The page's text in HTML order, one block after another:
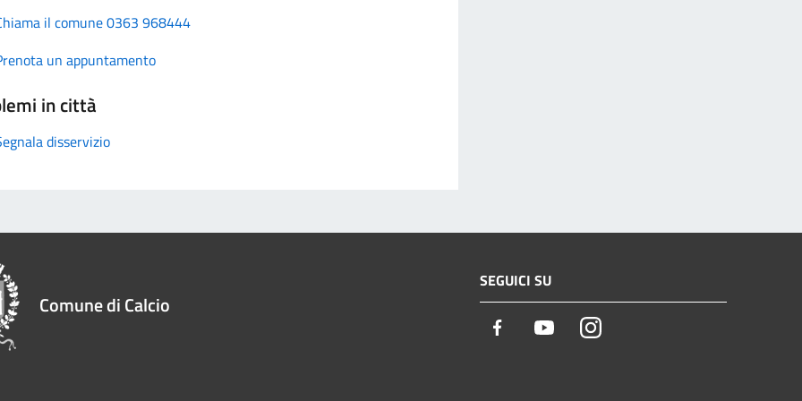
il comune 0363 968444
un appuntamento
in città
disservizio
Comune di Calcio
SEGUICI SU
Facebook YoutubeInstagram